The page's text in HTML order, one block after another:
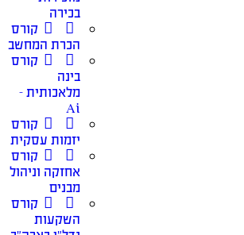
בכירה
קורס
הכרת המחשב
קורס
בינה
מלאכותית –
Ai
קורס
יזמות עסקית
קורס
אחזקה וניהול
מבנים
קורס
השקעות